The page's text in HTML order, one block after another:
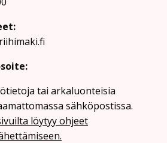
tai arkaluonteisia
sähköpostissa.
löytyy ohjeet